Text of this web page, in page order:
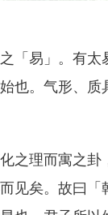
易」。有太
也。气形、
理而寓之卦
见矣。故曰